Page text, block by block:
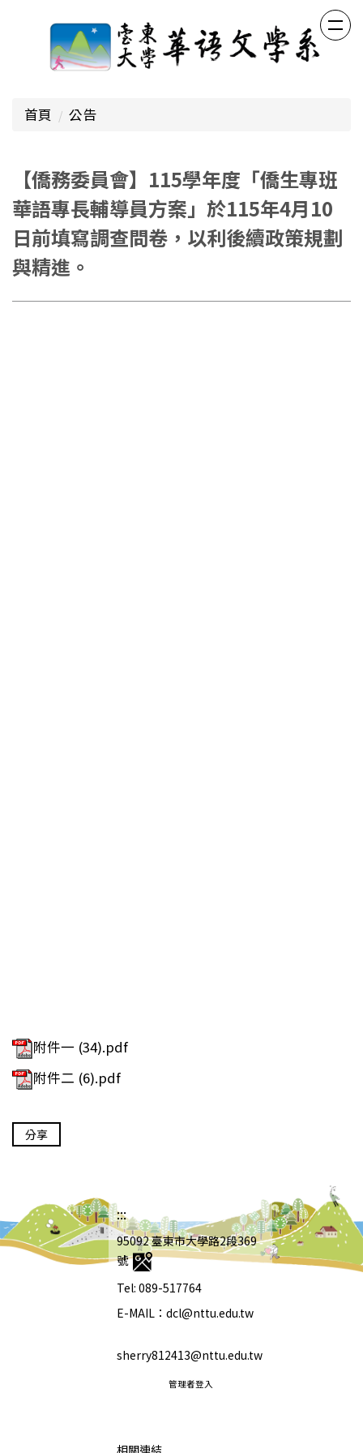
首頁 公告
【僑務委員會】115學年度「僑生專班
華語專長輔導員方案」於115年4月10
日前填寫調查問卷，以利後續政策規劃
與精進。
附件一 (34).pdf
附件二 (6).pdf
分享
:::
95092 臺東市大學路2段369
號
Tel: 089-517764
E-MAIL：dcl@nttu.edu.tw
sherry812413@nttu.edu.tw
管理者登入
相關連結